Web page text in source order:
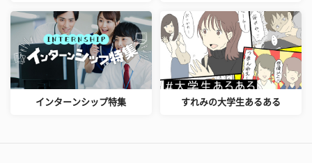
インターンシップ特集 すれみの大学生あるある